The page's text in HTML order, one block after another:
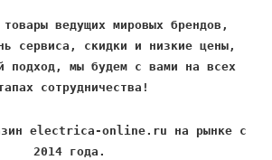
товары ведущих мировых брендов,
сервиса, скидки и низкие цены,
подход, мы будем с вами на всех
сотрудничества!
electrica-online.ru на рынке с
2014 года.